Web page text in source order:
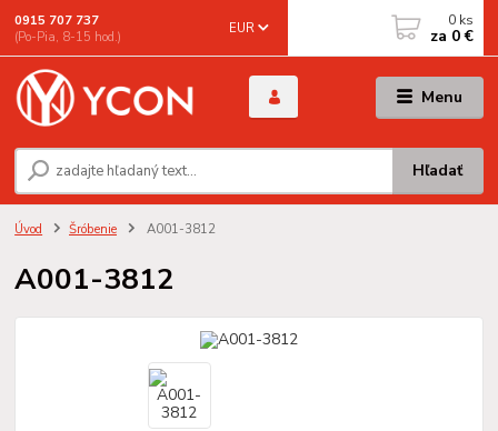
Menu
EUR
Hľadať
0915 707 737
(Po-Pia, 8-15 hod.)
0 ks
za 0 €
Úvod Šróbenie A001-3812
A001-3812